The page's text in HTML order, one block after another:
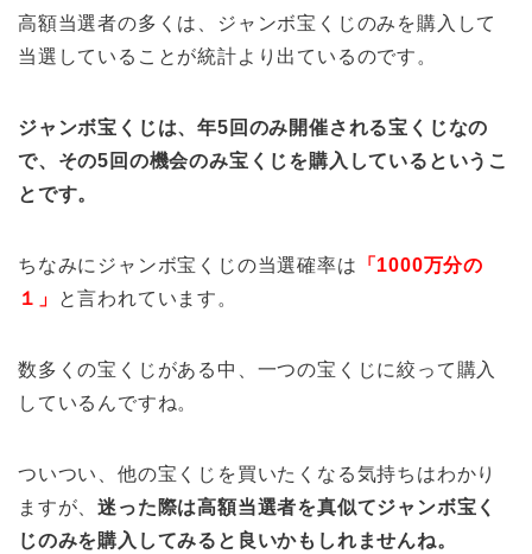
高額当選者の多くは、ジャンボ宝くじのみを購入して
当選していることが統計より出ているのです。
ジャンボ宝くじは、年5回のみ開催される宝くじなの
で、その5回の機会のみ宝くじを購入しているというこ
とです。
ちなみにジャンボ宝くじの当選確率は 「1000万分の
１」
と言われています。
数多くの宝くじがある中、一つの宝くじに絞って購入
しているんですね。
ついつい、他の宝くじを買いたくなる気持ちはわかり
ますが、迷った際は高額当選者を真似てジャンボ宝く
じのみを購入してみると良いかもしれませんね。